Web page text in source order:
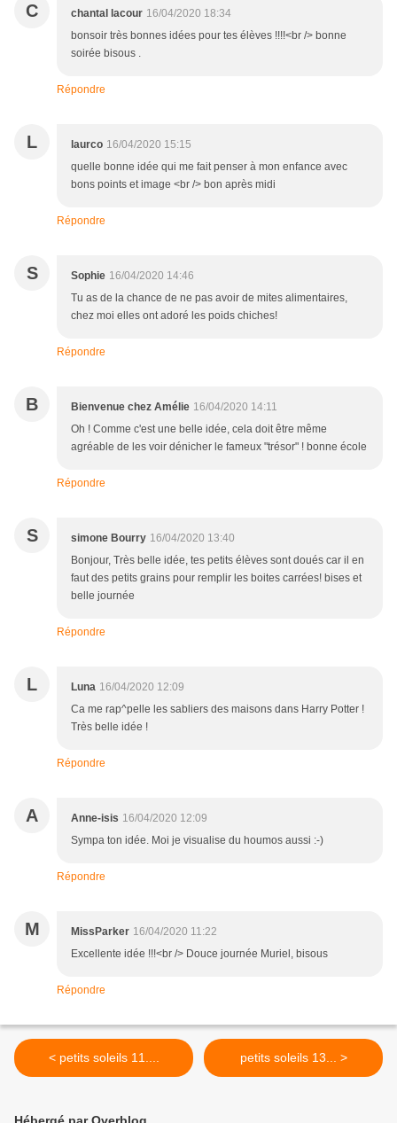
C chantal lacour 16/04/2020 18:34
bonsoir très bonnes idées pour tes élèves !!!!<br /> bonne
soirée bisous .
Répondre
L laurco 16/04/2020 15:15
quelle bonne idée qui me fait penser à mon enfance avec
bons points et image <br /> bon après midi
Répondre
S Sophie 16/04/2020 14:46
Tu as de la chance de ne pas avoir de mites alimentaires,
chez moi elles ont adoré les poids chiches!
Répondre
B Bienvenue chez Amélie 16/04/2020 14:11
Oh ! Comme c'est une belle idée, cela doit être même
agréable de les voir dénicher le fameux "trésor" ! bonne école
Répondre
S simone Bourry 16/04/2020 13:40
Bonjour, Très belle idée, tes petits élèves sont doués car il en
faut des petits grains pour remplir les boites carrées! bises et
belle journée
Répondre
L Luna 16/04/2020 12:09
Ca me rap^pelle les sabliers des maisons dans Harry Potter !
Très belle idée !
Répondre
A Anne-isis 16/04/2020 12:09
Sympa ton idée. Moi je visualise du houmos aussi :-)
Répondre
M MissParker 16/04/2020 11:22
Excellente idée !!!<br /> Douce journée Muriel, bisous
Répondre
< petits soleils 11.... petits soleils 13... >